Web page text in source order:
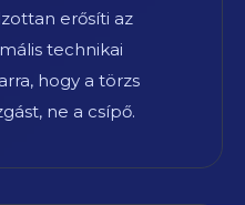
erősíti az
technikai
hogy a törzs
ne a csípő.